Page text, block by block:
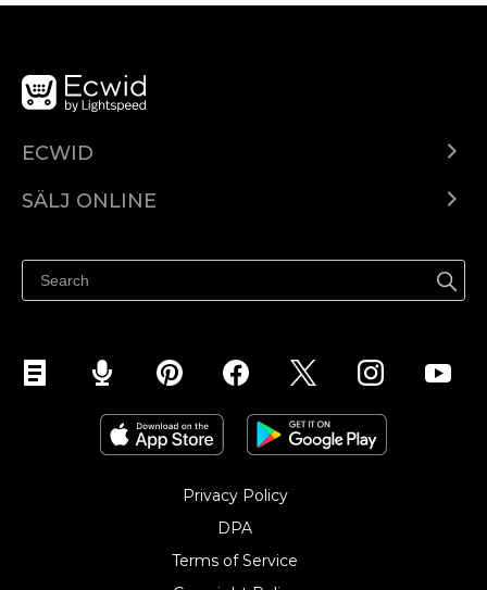
ECWID
Pris
SÄLJ ONLINE
Sälj på Facebook
Sälj på Instagram
Privacy Policy
DPA
Terms of Service